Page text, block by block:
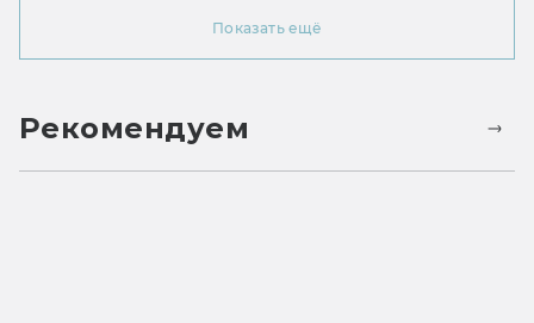
Показать ещё
Рекомендуем